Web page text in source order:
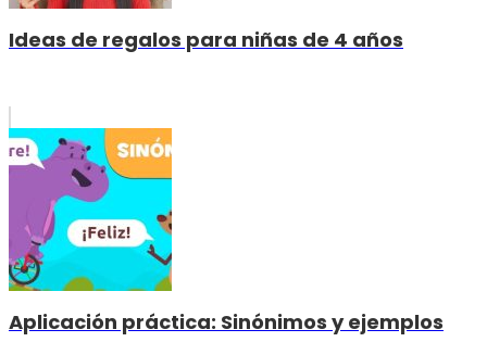
Ideas de regalos para niñas de 4 años
Aplicación práctica: Sinónimos y ejemplos